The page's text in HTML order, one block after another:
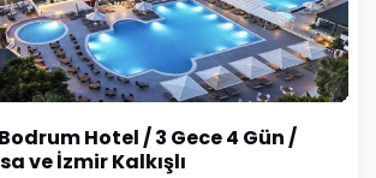
Hotel / 3 Gece 4 Gün /
ve İzmir Kalkışlı